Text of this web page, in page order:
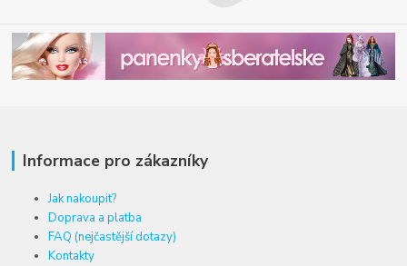
Informace pro zákazníky
Jak nakoupit?
Doprava a platba
FAQ (nejčastější dotazy)
Kontakty